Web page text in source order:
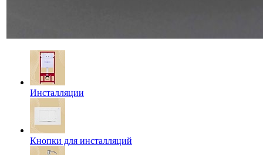
Инсталляции
Кнопки для инсталляций